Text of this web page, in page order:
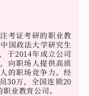
考证考研的职业教
国政法大学研究生
于2014年成立公司
向职场人提供高质
的职场竞争力。经
30万，全国连锁20
业教育公司。